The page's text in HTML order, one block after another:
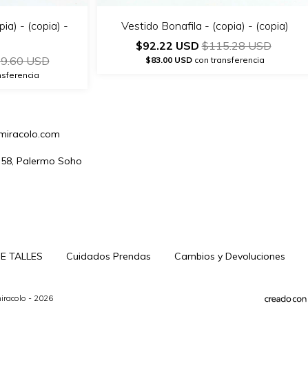
- (copia) -
USD
Vestido Bonafila - (copia) - (copia)
$92.22 USD$115.28 USD
$83.00 USD con transferencia
Palermo Soho
TALLES Cuidados Prendas Cambios y Devoluciones
- 2026